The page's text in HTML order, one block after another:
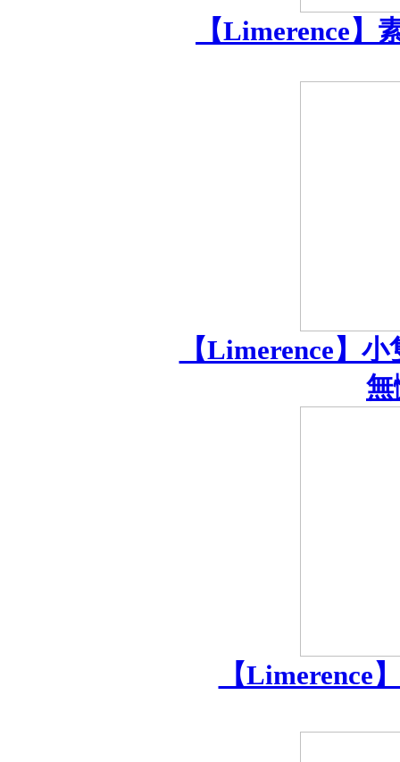
【Limerence
【Limerence】
無
【Limerence